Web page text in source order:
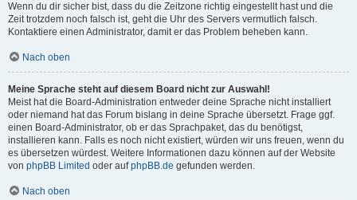
Wenn du dir sicher bist, dass du die Zeitzone richtig eingestellt hast und die
Zeit trotzdem noch falsch ist, geht die Uhr des Servers vermutlich falsch.
Kontaktiere einen Administrator, damit er das Problem beheben kann.
Nach oben
Meine Sprache steht auf diesem Board nicht zur Auswahl!
Meist hat die Board-Administration entweder deine Sprache nicht installiert
oder niemand hat das Forum bislang in deine Sprache übersetzt. Frage ggf.
einen Board-Administrator, ob er das Sprachpaket, das du benötigst,
installieren kann. Falls es noch nicht existiert, würden wir uns freuen, wenn du
es übersetzen würdest. Weitere Informationen dazu können auf der Website
von phpBB Limited oder aufphpBB.de gefunden werden.
Nach oben